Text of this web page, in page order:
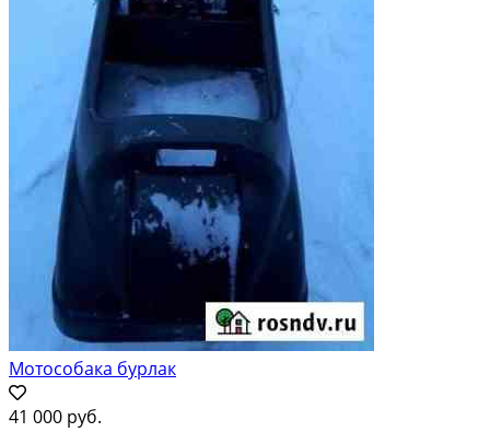
Мотособака бурлак
41 000 руб.